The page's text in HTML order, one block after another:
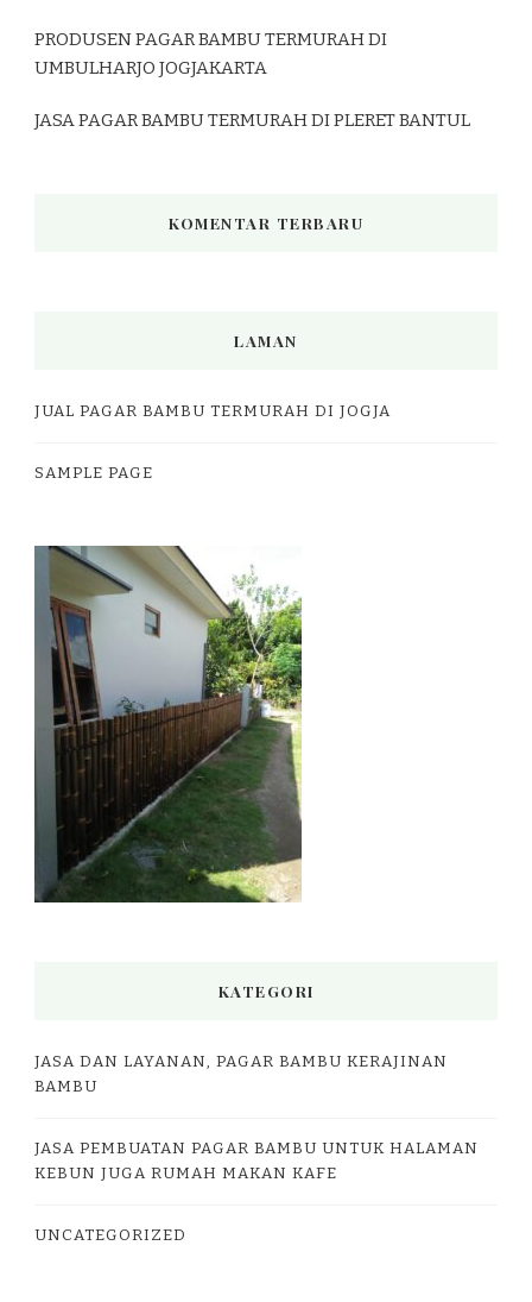
PRODUSEN PAGAR BAMBU TERMURAH DI
UMBULHARJO JOGJAKARTA
JASA PAGAR BAMBU TERMURAH DI PLERET BANTUL
KOMENTAR TERBARU
LAMAN
JUAL PAGAR BAMBU TERMURAH DI JOGJA
SAMPLE PAGE
KATEGORI
JASA DAN LAYANAN, PAGAR BAMBU KERAJINAN
BAMBU
JASA PEMBUATAN PAGAR BAMBU UNTUK HALAMAN
KEBUN JUGA RUMAH MAKAN KAFE
UNCATEGORIZED